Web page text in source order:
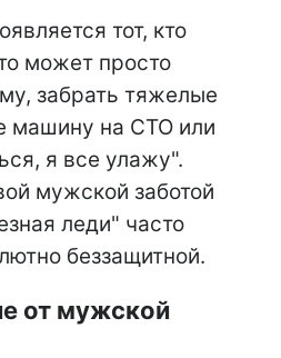
тот, кто
может просто
забрать тяжелые
машину на СТО или
я все улажу".
мужской заботой
леди" часто
беззащитной.
от мужской